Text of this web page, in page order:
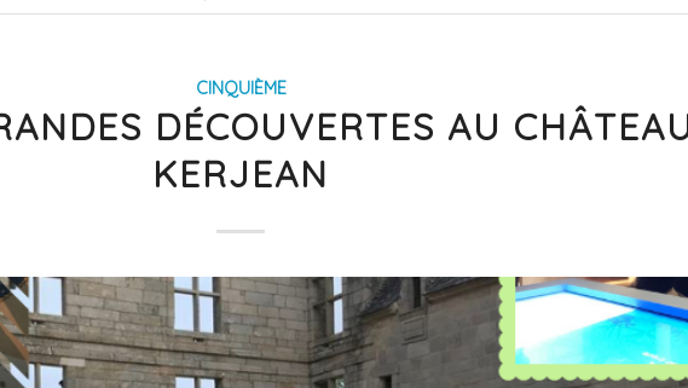
CINQUIÈME
DÉCOUVERTES AU
KERJEAN